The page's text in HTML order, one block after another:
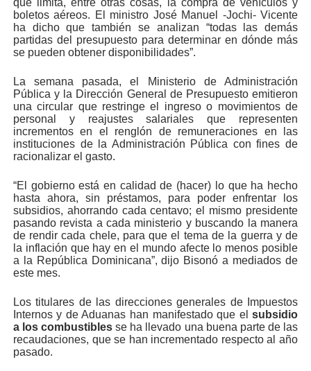
que limita, entre otras cosas, la compra de vehículos y
boletos aéreos. El ministro José Manuel -Jochi- Vicente
ha dicho que también se analizan “todas las demás
partidas del presupuesto para determinar en dónde más
se pueden obtener disponibilidades”.
La semana pasada, el Ministerio de Administración
Pública y la Dirección General de Presupuesto emitieron
una circular que restringe el ingreso o movimientos de
personal y reajustes salariales que representen
incrementos en el renglón de remuneraciones en las
instituciones de la Administración Pública con fines de
racionalizar el gasto.
“El gobierno está en calidad de (hacer) lo que ha hecho
hasta ahora, sin préstamos, para poder enfrentar los
subsidios, ahorrando cada centavo; el mismo presidente
pasando revista a cada ministerio y buscando la manera
de rendir cada chele, para que el tema de la guerra y de
la inflación que hay en el mundo afecte lo menos posible
a la República Dominicana”, dijo Bisonó a mediados de
este mes.
Los titulares de las direcciones generales de Impuestos
Internos y de Aduanas han manifestado que elsubsidio
a los combustibles se ha llevado una buena parte de las
recaudaciones, que se han incrementado respecto al año
pasado.